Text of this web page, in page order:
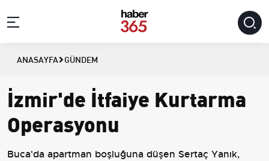
ANASAYFA GÜNDEM
İzmir'de İtfaiye Kurtarma
Operasyonu
Buca'da apartman boşluğuna düşen Sertaç Yanık,